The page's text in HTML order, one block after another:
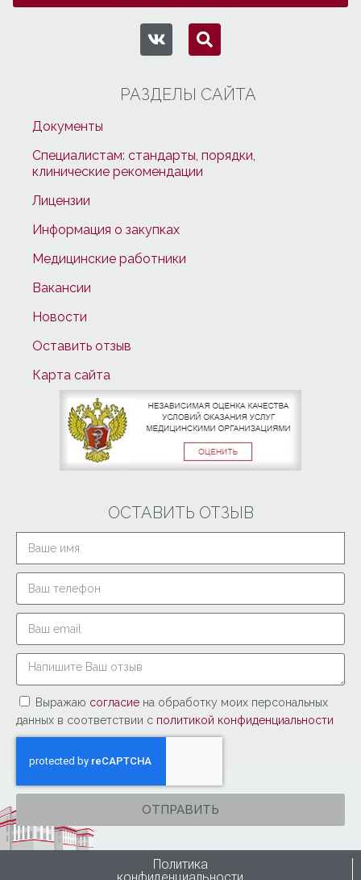
РАЗДЕЛЫ САЙТА
Документы
Специалистам: стандарты, порядки,
клинические рекомендации
Лицензии
Информация о закупках
Медицинские работники
Вакансии
Новости
Оставить отзыв
Карта сайта
ОСТАВИТЬ ОТЗЫВ
Выражаю согласие на обработку моих персональных
данных в соответствии с политикой конфиденциальности
ОТПРАВИТЬ
Политика